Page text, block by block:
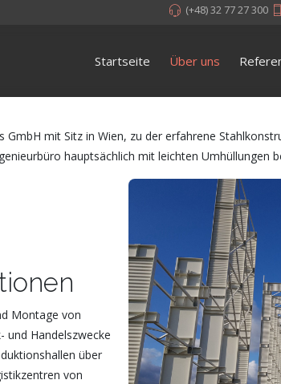
(+48) 32 77 27 300
Startseite Über uns
mit Sitz in Wien, zu der erfahrene
hauptsächlich mit leichten Umhüllungen
Montage von
und Handelszwecke
über
von